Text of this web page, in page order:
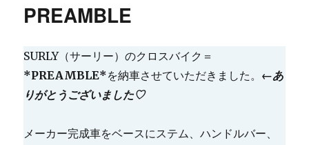
ー
PREAMBLE
SURLY（サーリー）のクロスバイク＝
*PREAMBLE*を納車させていただきました。 ←あ
りがとうございました♡
メーカー完成車をベースにステム、ハンドルバー、